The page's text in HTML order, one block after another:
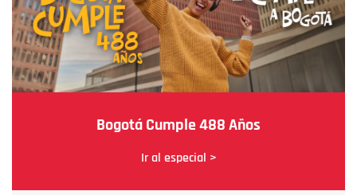
Bogotá Cumple 488 Años
Ir al especial >